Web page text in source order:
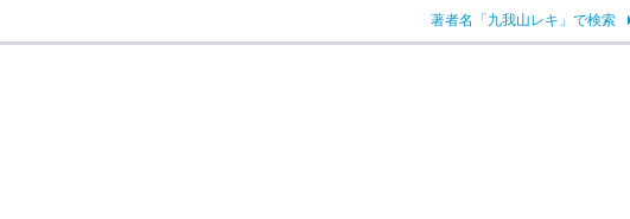
著者名「九我山レキ」で検索